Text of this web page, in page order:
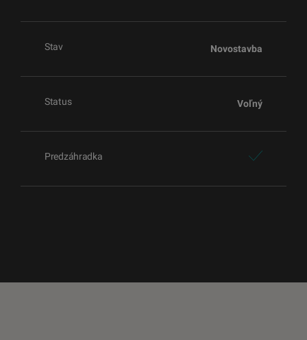
Stav Novostavba
Status Voľný
Predzáhradka